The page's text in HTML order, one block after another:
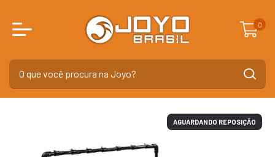
0
AGUARDANDO REPOSIÇÃO